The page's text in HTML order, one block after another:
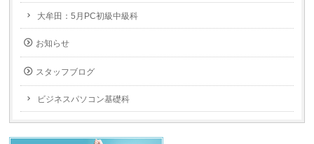
大牟田：5月PC初級中級科
お知らせ
スタッフブログ
ビジネスパソコン基礎科